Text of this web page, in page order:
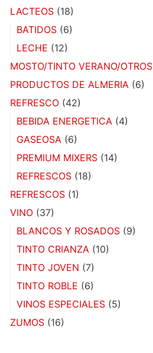
LACTEOS (18)
BATIDOS (6)
LECHE (12)
MOSTO/TINTO VERANO/OTROS
PRODUCTOS DE ALMERIA (6)
REFRESCO (42)
BEBIDA ENERGETICA (4)
GASEOSA (6)
PREMIUM MIXERS (14)
REFRESCOS (18)
REFRESCOS (1)
VINO (37)
BLANCOS Y ROSADOS (9)
TINTO CRIANZA (10)
TINTO JOVEN (7)
TINTO ROBLE (6)
VINOS ESPECIALES (5)
ZUMOS (16)